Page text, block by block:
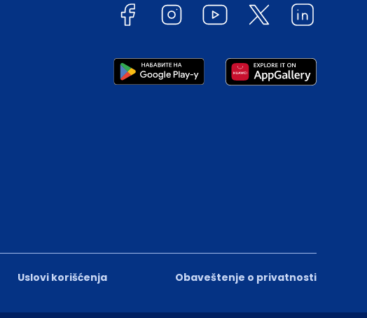
Uslovi korišćenja Obaveštenje o privatnosti